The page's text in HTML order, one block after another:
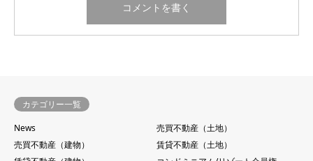
カテゴリー一覧
News
売買不動産（土地）
売買不動産（建物）
賃貸不動産（土地）